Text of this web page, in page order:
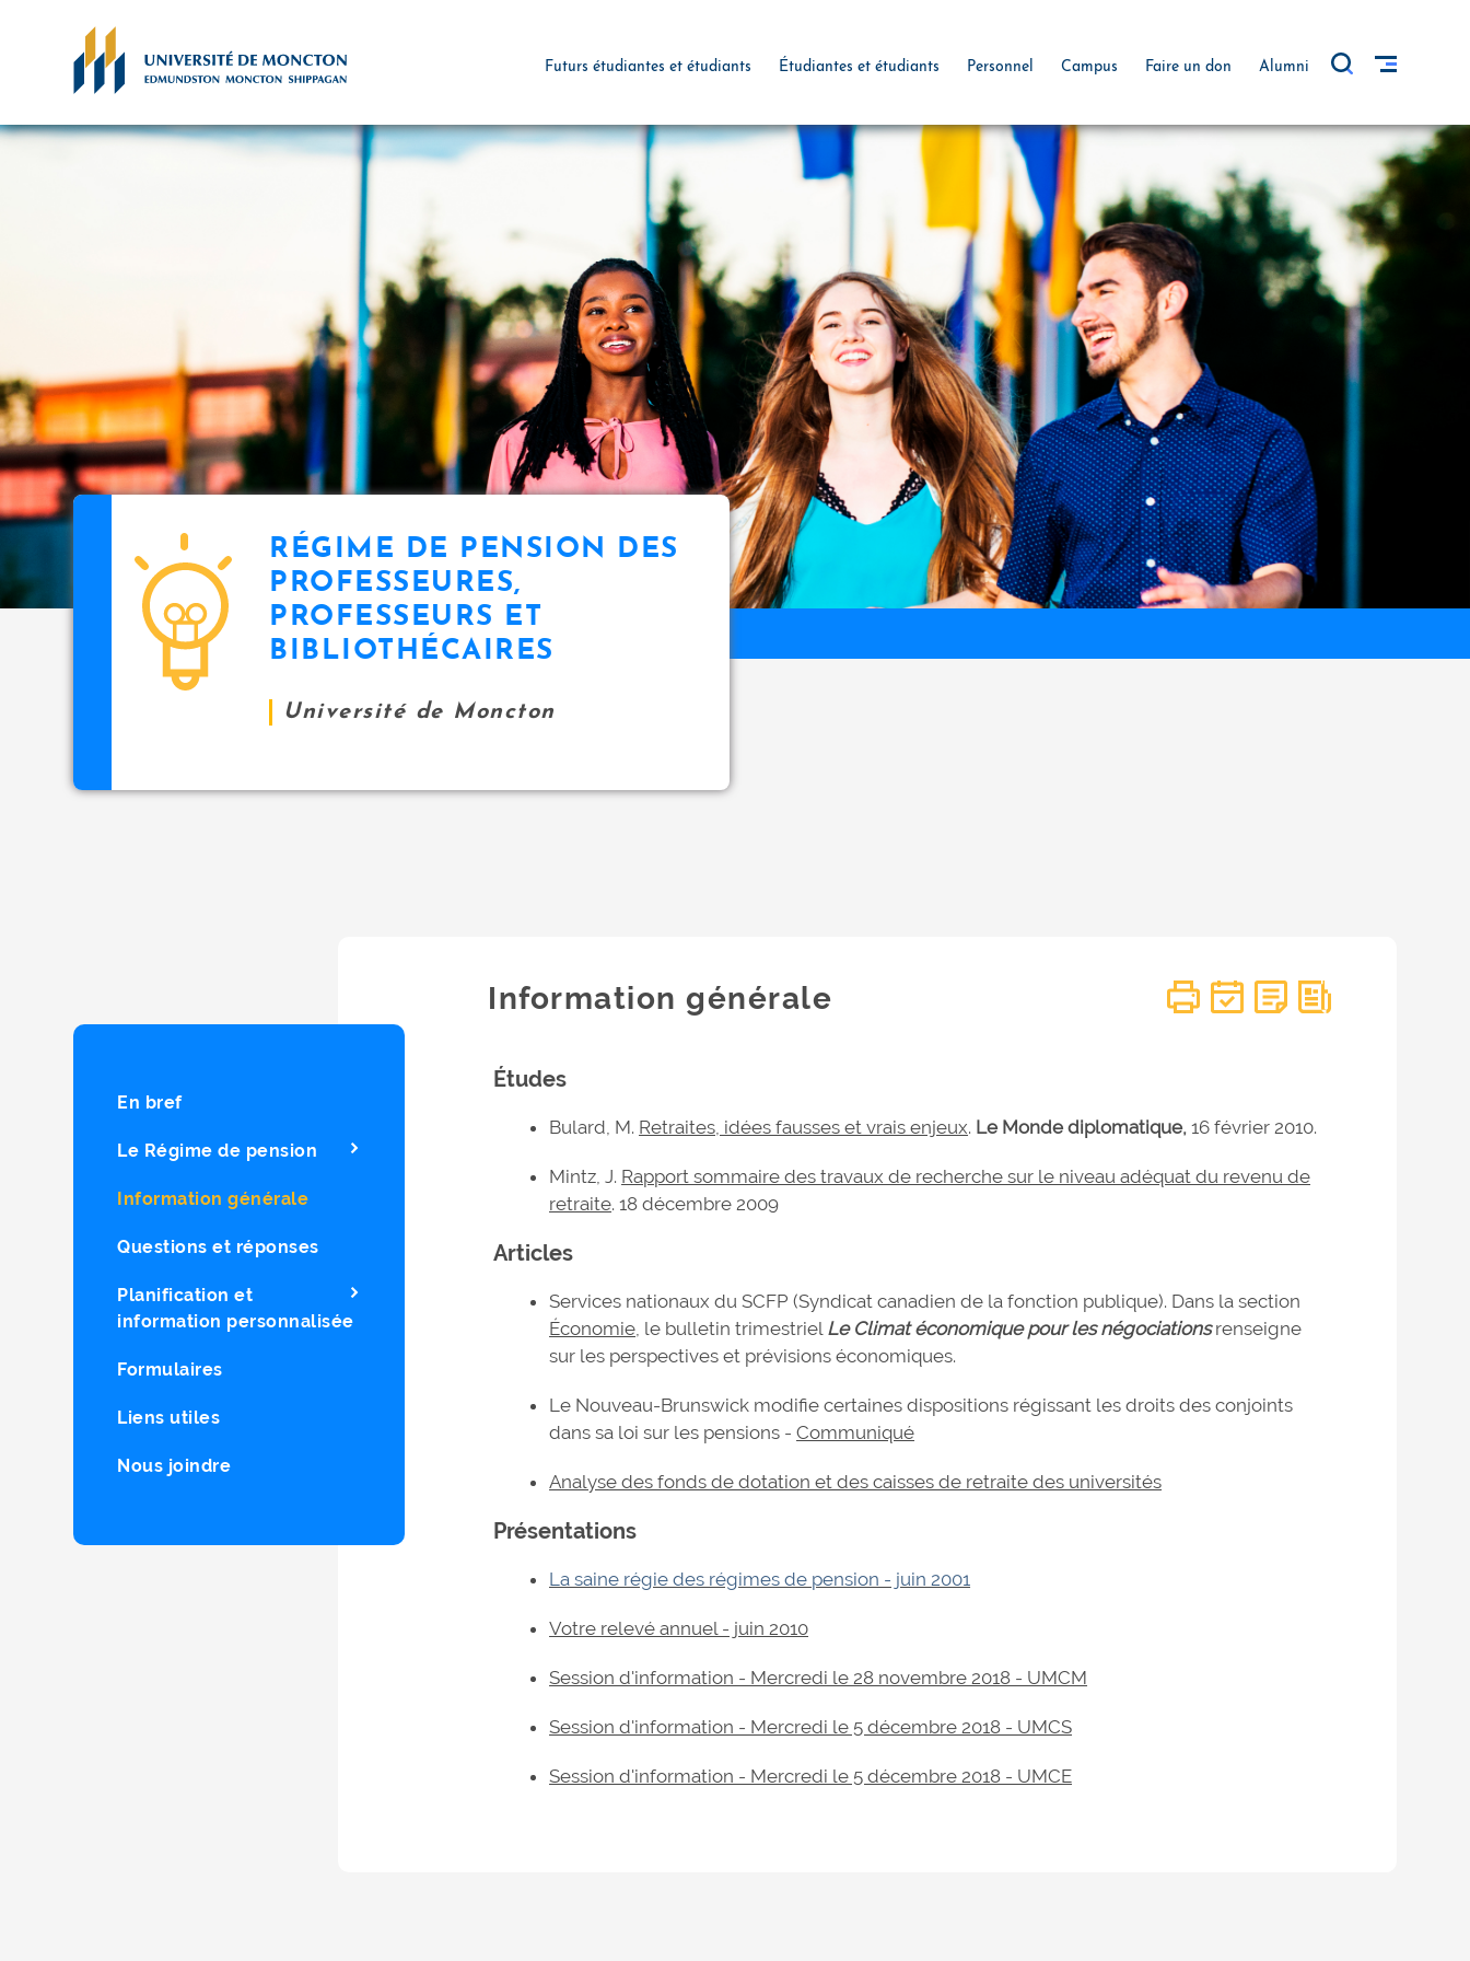
Futurs étudiantes et étudiants Étudiantes et étudiants Personnel Campus Faire un don Alumni
RÉGIME DE PENSION DES
PROFESSEURES,
PROFESSEURS ET
BIBLIOTHÉCAIRES
Université de Moncton
En bref
Le Régime de pension
Information générale
Questions et réponses
Planification et
information personnalisée
Formulaires
Liens utiles
Nous joindre
Information générale
Études
Bulard, M. Retraites, idées fausses et vrais enjeux. Le Monde diplomatique, 16 février 2010.
Mintz, J. Rapport sommaire des travaux de recherche sur le niveau adéquat du revenu de
retraite. 18 décembre 2009
Articles
Services nationaux du SCFP (Syndicat canadien de la fonction publique). Dans la section
Économie , le bulletin trimestriel Le Climat économique pour les négociationsrenseigne
sur les perspectives et prévisions économiques.
Le Nouveau-Brunswick modifie certaines dispositions régissant les droits des conjoints
dans sa loi sur les pensions -Communiqué
Analyse des fonds de dotation et des caisses de retraite des universités
Présentations
La saine régie des régimes de pension - juin 2001
Votre relevé annuel - juin 2010
Session d'information - Mercredi le 28 novembre 2018 - UMCM
Session d'information - Mercredi le 5 décembre 2018 - UMCS
Session d'information - Mercredi le 5 décembre 2018 - UMCE